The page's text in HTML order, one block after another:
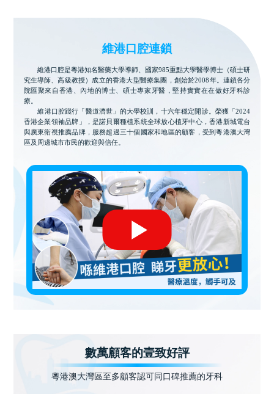
維港口腔連鎖
維港口腔是粵港知名醫藥大學導師、國家985重點大學醫學博士（碩士研
究生導師、高級教授）成立的香港大型醫療集團，創始於2008年。連鎖各分
院匯聚來自香港、內地的博士、碩士專家牙醫，堅持實實在在做好牙科診
療。
維港口腔踐行「醫道濟世」的大學校訓，十六年穩定開診。榮獲「2024
香港企業領袖品牌」，是諾貝爾種植系統全球放心植牙中心，香港新城電台
與廣東衛視推薦品牌，服務超過三十個國家和地區的顧客，受到粵港澳大灣
區及周邊城市市民的歡迎與信任。
數萬顧客的壹致好評
粵港澳大灣區至多顧客認可同口碑推薦的牙科